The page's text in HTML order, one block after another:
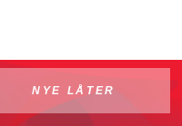
NYE LÅTER